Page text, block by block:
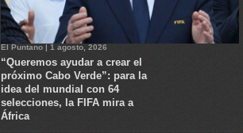
El Puntano | 1 agosto, 2026
“Queremos ayudar a crear el
próximo Cabo Verde”: para la
idea del mundial con 64
selecciones, la FIFA mira a
África